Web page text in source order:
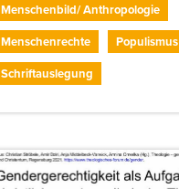
Menschenbild/ Anthropologie
Menschenrechte
Populismus
Schriftauslegung